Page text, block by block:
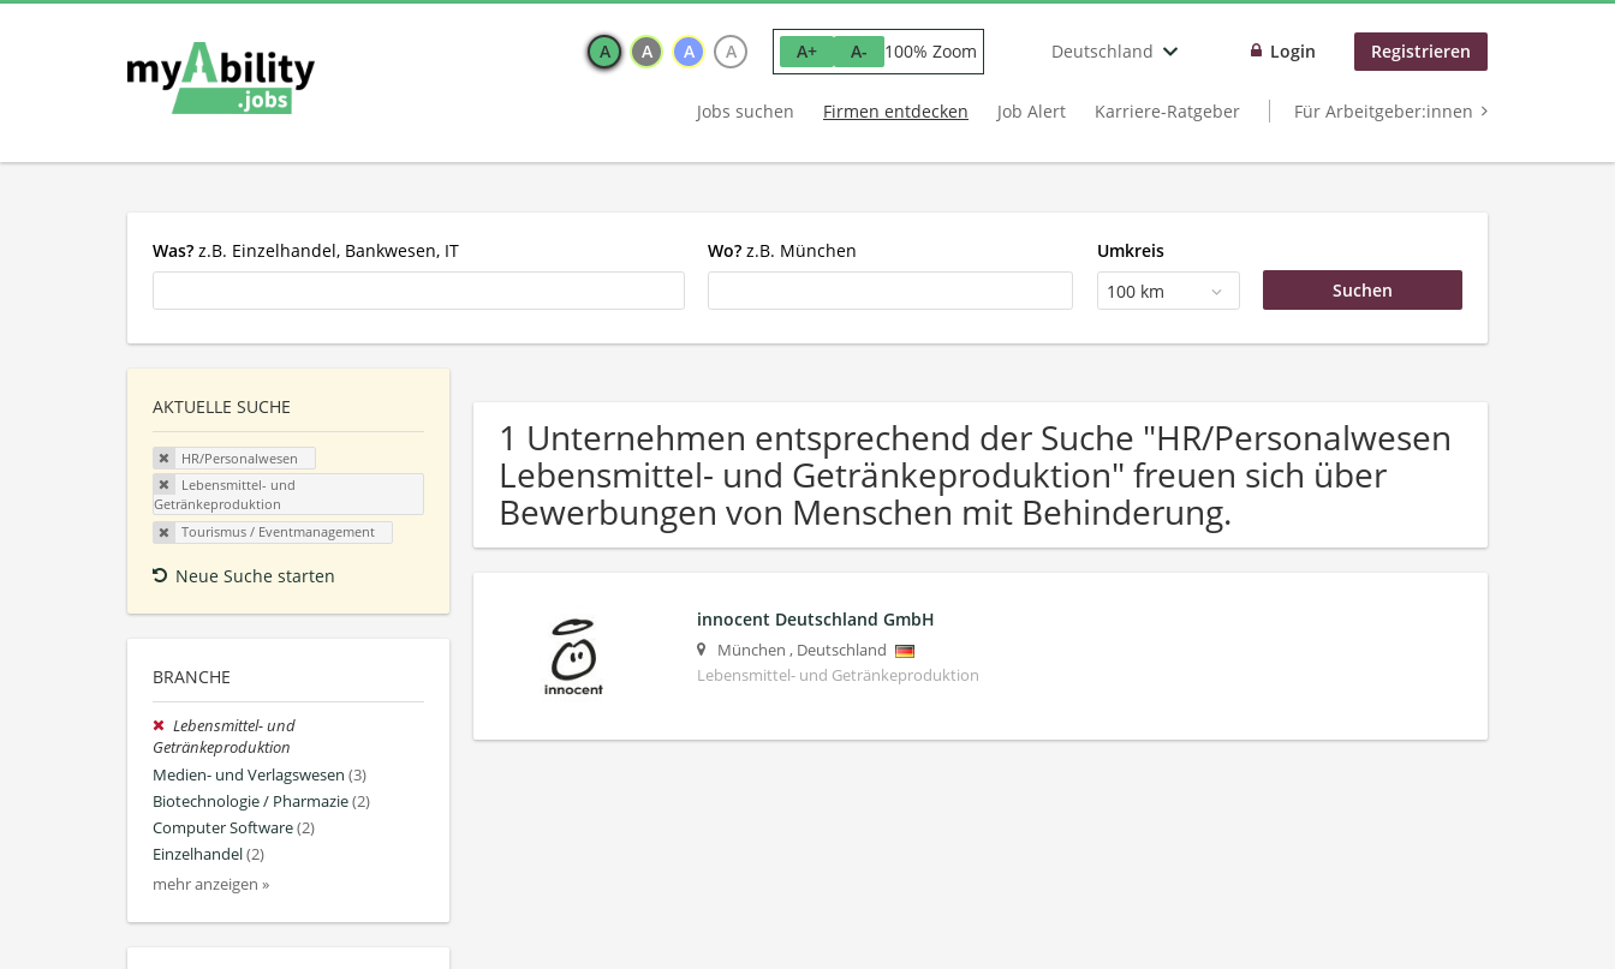
A A A A A+ A- 100% Zoom Deutschland Login Registrieren
Jobs suchen Firmen entdecken Job Alert Karriere-Ratgeber Für Arbeitgeber:innen
Was? z.B. Einzelhandel, Bankwesen, IT Wo? z.B. München
Umkreis
100 km
AKTUELLE SUCHE
HR/Personalwesen
Lebensmittel- und
Getränkeproduktion
Tourismus / Eventmanagement
Neue Suche starten
BRANCHE
Lebensmittel- und
Getränkeproduktion
Medien- und Verlagswesen (3)
Biotechnologie / Pharmazie(2)
Computer Software(2)
Einzelhandel(2)
mehr anzeigen »
1 Unternehmen entsprechend der Suche "HR/Personalwesen
Lebensmittel- und Getränkeproduktion" freuen sich über
Bewerbungen von Menschen mit Behinderung.
innocent Deutschland GmbH
München , Deutschland
Lebensmittel- und Getränkeproduktion